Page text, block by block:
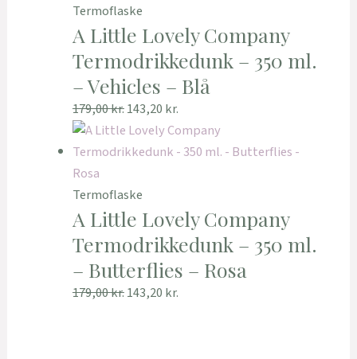
Termoflaske
A Little Lovely Company
Termodrikkedunk – 350 ml.
– Vehicles – Blå
179,00kr.143,20 kr.
Termoflaske
A Little Lovely Company
Termodrikkedunk – 350 ml.
– Butterflies – Rosa
179,00kr.143,20 kr.